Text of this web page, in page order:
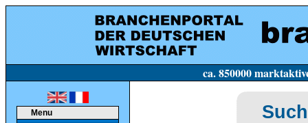
ca. 850000 marktaktive Firmen in
Menu